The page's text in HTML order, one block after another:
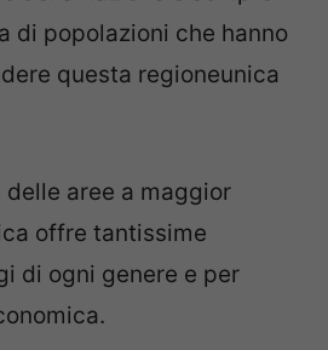
di popolazioni che hanno
questa regioneunica
aree a maggior
offre tantissime
di ogni genere e per